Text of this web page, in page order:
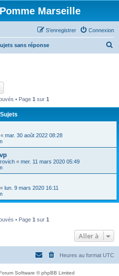
Marseille
Connexion
S’enregistrer
sans réponse
• Page 1 sur 1
Sujets
« mar. 30 août 2022 08:28
« mer. 11 mars 2020 05:49
« lun. 9 mars 2020 16:11
• Page 1 sur 1
Aller à
Heures au format UTC
Software © phpBB Limited